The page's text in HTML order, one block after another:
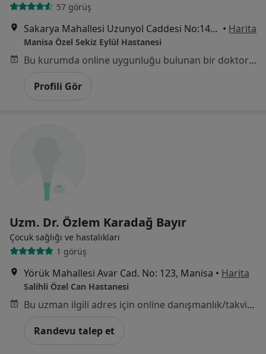
57 görüş
Sakarya Mahallesi Uzunyol Caddesi No:140, Manisa • Harita
Manisa Özel Sekiz Eylül Hastanesi
Bu kurumda online uygunluğu bulunan bir doktor veya uzman bulunamadı
Profili Gör
Uzm. Dr. Özlem Karadağ Bayır
Çocuk sağlığı ve hastalıkları
1 görüş
Yörük Mahallesi Avar Cad. No: 123, Manisa • Harita
Salihli Özel Can Hastanesi
Bu uzman ilgili adres için online danışmanlık/takvim sunmuyor.
Randevu talep et